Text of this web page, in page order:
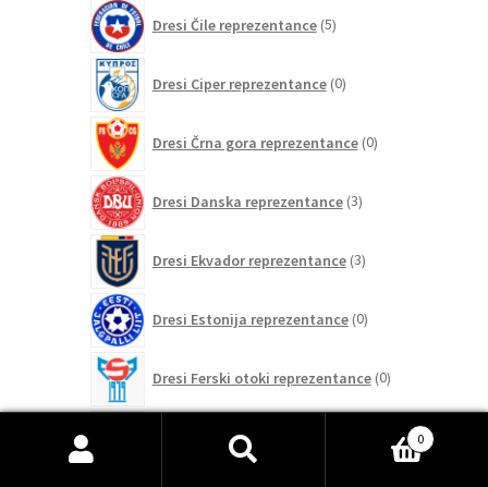
Dresi Čile reprezentance 5izdelkov
Dresi Ciper reprezentance 0izdelkov
Dresi Črna gora reprezentance 0izdelkov
Dresi Danska reprezentance 3izdelki
Dresi Ekvador reprezentance 3izdelki
Dresi Estonija reprezentance 0izdelkov
Dresi Ferski otoki reprezentance 0izdelkov
Dresi Finska reprezentance
izdelka
0